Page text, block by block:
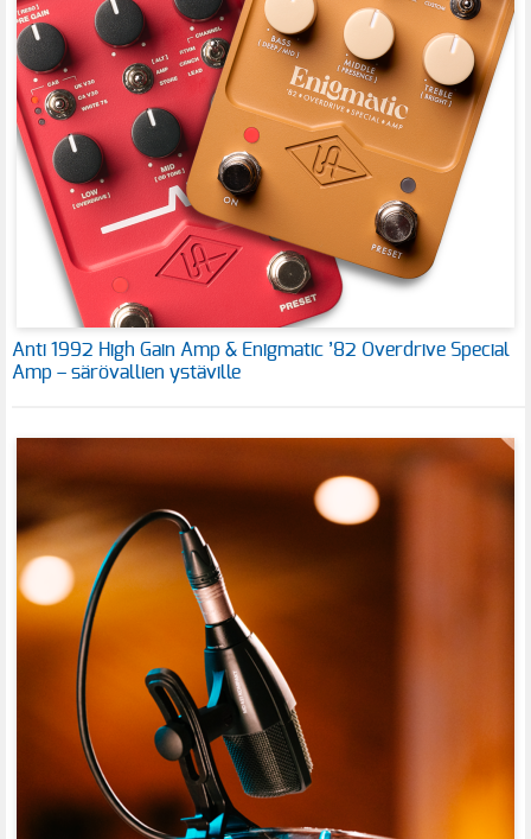
Anti 1992 High Gain Amp & Enigmatic ’82 Overdrive Special
Amp – särövallien ystäville